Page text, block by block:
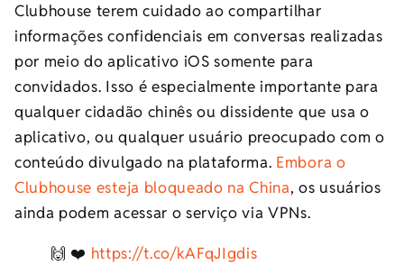
Clubhouse terem cuidado ao compartilhar
informações confidenciais em conversas realizadas
por meio do aplicativo iOS somente para
convidados. Isso é especialmente importante para
qualquer cidadão chinês ou dissidente que usa o
aplicativo, ou qualquer usuário preocupado com o
conteúdo divulgado na plataforma. Embora o
Clubhouse esteja bloqueado na China, os usuários
ainda podem acessar o serviço via VPNs.
🙌 ❤️ https://t.co/kAFqJIgdis